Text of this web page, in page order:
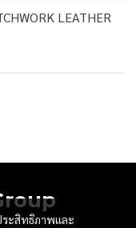
LEATHER
ระสิทธิภาพและ